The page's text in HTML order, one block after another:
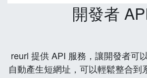
開發者
reurl 提供 API 服務，讓開發者可
自動產生短網址，可以輕鬆整合到